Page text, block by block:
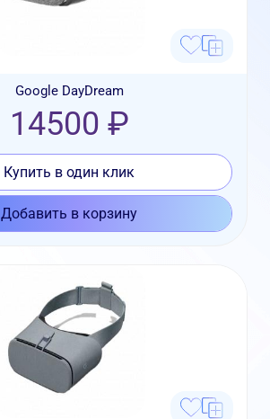
Google DayDream
14500 ₽
Купить в один клик
Добавить в корзину